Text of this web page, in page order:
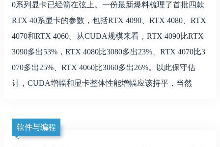
0系列显卡已经箭在弦上。一份最新爆料梳理了首批四款
RTX 40系显卡的参数，包括RTX 4090、RTX 4080、RTX
4070和RTX 4060。从CUDA规模来看，RTX 4090比RTX
3090多出53%，RTX 4080比3080多出23%、RTX 4070比3
070多出25%、RTX 4060比3060多出26%。以此保守估
计，CUDA增幅和显卡整体性能增幅应该持平，当然
软件与编程